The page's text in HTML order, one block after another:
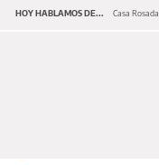
HOY HABLAMOS DE... Casa Rosada